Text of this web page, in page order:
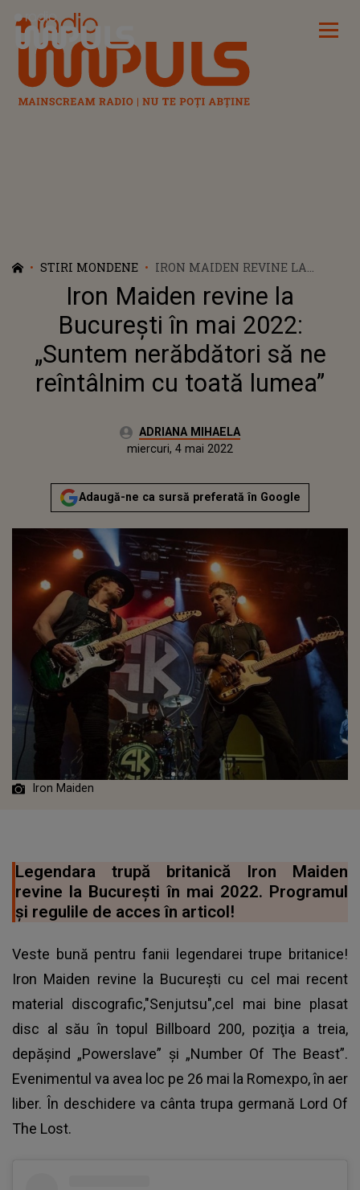
Radio Impuls
STIRI MONDENE
IRON MAIDEN REVINE LA
BUCUREȘTI ÎN MAI 2022:
„SUNTEM NERĂBDĂTORI SĂ NE
REÎNTÂLNIM CU TOATĂ LUMEA”
Iron Maiden revine la
București în mai 2022:
„Suntem nerăbdători să ne
reîntâlnim cu toată lumea”
Autor:ADRIANA MIHAELA
Actualizat:
miercuri, 4 mai 2022
Adaugă-ne ca sursă preferată în Google
Iron Maiden
Legendara trupă britanică Iron Maiden
revine la București în mai 2022. Programul
și regulile de acces în articol!
Veste bună pentru fanii legendarei trupe britanice!
Iron Maiden revine la Bucureşti cu cel mai recent
material discografic,"Senjutsu",cel mai bine plasat
disc al său în topul Billboard 200, poziţia a treia,
depăşind „Powerslave” şi „Number Of The Beast”.
Evenimentul va avea loc pe 26 mai la Romexpo, în aer
liber. În deschidere va cânta trupa germană Lord Of
The Lost.